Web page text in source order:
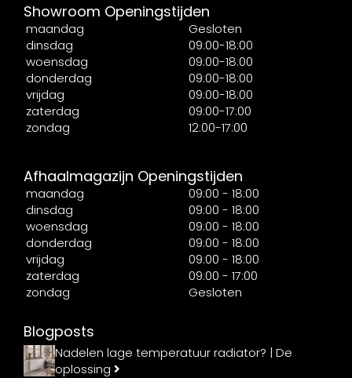
Showroom Openingstijden
maandag
Gesloten
dinsdag
09:00-18:00
woensdag
09:00-18:00
donderdag
09:00-18:00
vrijdag
09:00-18:00
zaterdag
09:00-17:00
zondag
12:00-17:00
Afhaalmagazijn Openingstijden
maandag
09:00 - 18:00
dinsdag
09:00 - 18:00
woensdag
09:00 - 18:00
donderdag
09:00 - 18:00
vrijdag
09:00 - 18:00
zaterdag
09:00 - 17:00
zondag
Gesloten
Blogposts
Nadelen lage temperatuur radiator? | De
oplossing